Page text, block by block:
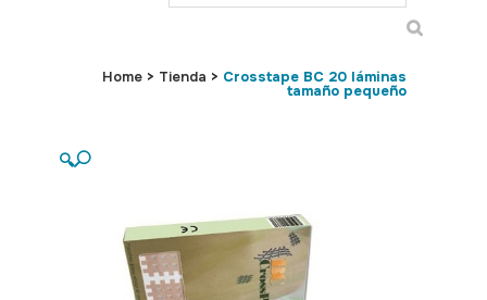
c
Home > Tienda > Crosstape BC 20 láminas
tamaño pequeño
🔍